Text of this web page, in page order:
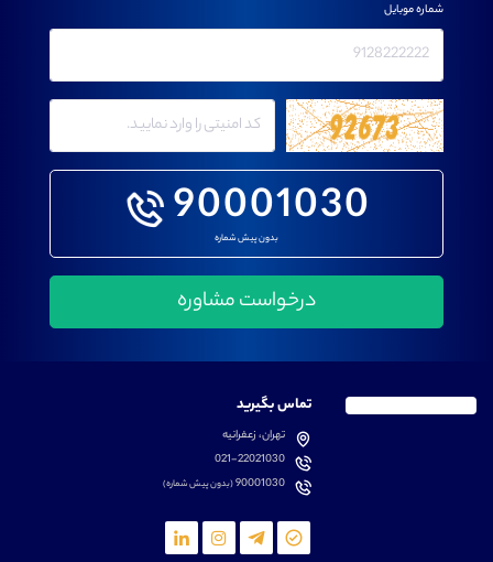
90001030
بدون پیش شماره
شماره موبایل
تماس بگیرید
تهران، زعفرانیه
021-22021030
90001030(بدون پیش شماره)